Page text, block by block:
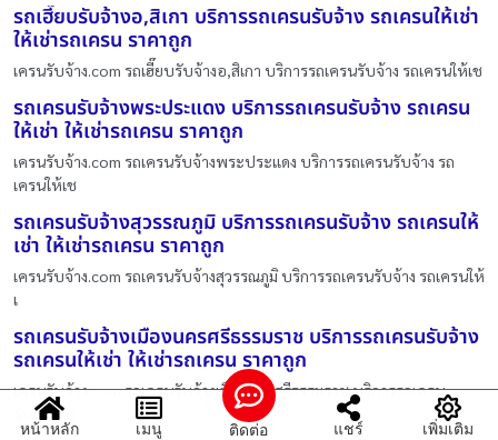
รถเฮี๊ยบรับจ้างอ,สิเกา บริการรถเครนรับจ้าง รถเครนให้เช่า
ให้เช่ารถเครน ราคาถูก
เครนรับจ้าง.com รถเฮี๊ยบรับจ้างอ,สิเกา บริการรถเครนรับจ้าง รถเครนให้เช
รถเครนรับจ้างพระประแดง บริการรถเครนรับจ้าง รถเครน
ให้เช่า ให้เช่ารถเครน ราคาถูก
เครนรับจ้าง.com รถเครนรับจ้างพระประแดง บริการรถเครนรับจ้าง รถ
เครนให้เช
รถเครนรับจ้างสุวรรณภูมิ บริการรถเครนรับจ้าง รถเครนให้
เช่า ให้เช่ารถเครน ราคาถูก
เครนรับจ้าง.com รถเครนรับจ้างสุวรรณภูมิ บริการรถเครนรับจ้าง รถเครนให้
เ
รถเครนรับจ้างเมืองนครศรีธรรมราช บริการรถเครนรับจ้าง
รถเครนให้เช่า ให้เช่ารถเครน ราคาถูก
เครนรับจ้าง.com รถเครนรับจ้างเมืองนครศรีธรรมราช บริการรถเครน
รับจ้าง รถ
หน้าหลัก เมนู ติดต่อ แชร์ เพิ่มเติม